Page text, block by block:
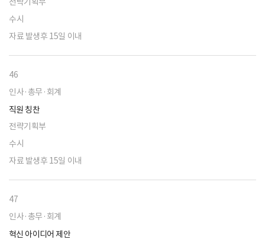
수시
자료 발생후 15일 이내
46
인사·총무·회계
직원 칭찬
전략기획부
수시
자료 발생후 15일 이내
47
인사·총무·회계
혁신 아이디어 제안